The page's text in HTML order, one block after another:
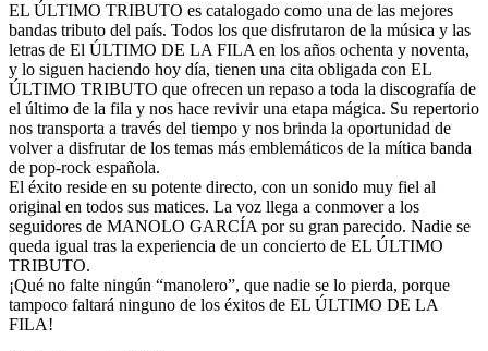
EL ÚLTIMO TRIBUTO es catalogado como una de las mejores
bandas tributo del país. Todos los que disfrutaron de la música y las
letras de El ÚLTIMO DE LA FILA en los años ochenta y noventa,
y lo siguen haciendo hoy día, tienen una cita obligada con EL
ÚLTIMO TRIBUTO que ofrecen un repaso a toda la discografía de
el último de la fila y nos hace revivir una etapa mágica. Su repertorio
nos transporta a través del tiempo y nos brinda la oportunidad de
volver a disfrutar de los temas más emblemáticos de la mítica banda
de pop-rock española.
El éxito reside en su potente directo, con un sonido muy fiel al
original en todos sus matices. La voz llega a conmover a los
seguidores de MANOLO GARCÍA por su gran parecido. Nadie se
queda igual tras la experiencia de un concierto de EL ÚLTIMO
TRIBUTO.
¡Qué no falte ningún “manolero”, que nadie se lo pierda, porque
tampoco faltará ninguno de los éxitos de EL ÚLTIMO DE LA
FILA!